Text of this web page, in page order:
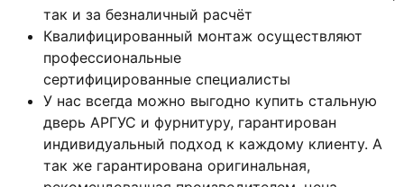
так и за безналичный расчёт
Квалифицированный монтаж осуществляют
профессиональные
сертифицированные специалисты
У нас всегда можно выгодно купить стальную
дверь АРГУС и фурнитуру, гарантирован
индивидуальный подход к каждому клиенту. А
так же гарантирована оригинальная,